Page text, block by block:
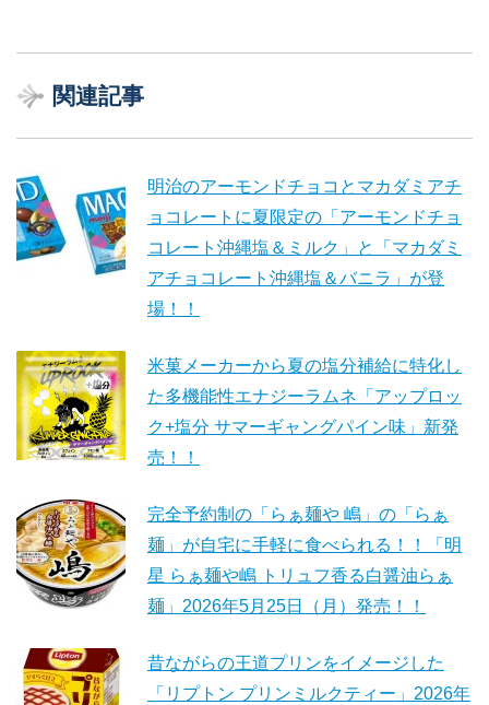
関連記事
明治のアーモンドチョコとマカダミアチ
ョコレートに夏限定の「アーモンドチョ
コレート沖縄塩＆ミルク」と「マカダミ
アチョコレート沖縄塩＆バニラ」が登
場！！
米菓メーカーから夏の塩分補給に特化し
た多機能性エナジーラムネ「アップロッ
ク+塩分 サマーギャングパイン味」新発
売！！
完全予約制の「らぁ麺や 嶋」の「らぁ
麺」が自宅に手軽に食べられる！！「明
星 らぁ麺や嶋 トリュフ香る白醤油らぁ
麺」2026年5月25日（月）発売！！
昔ながらの王道プリンをイメージした
「リプトン プリンミルクティー」2026年